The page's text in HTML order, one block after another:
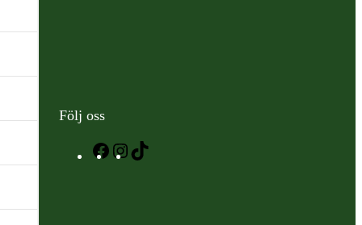
Följ oss
Facebook
Instagram